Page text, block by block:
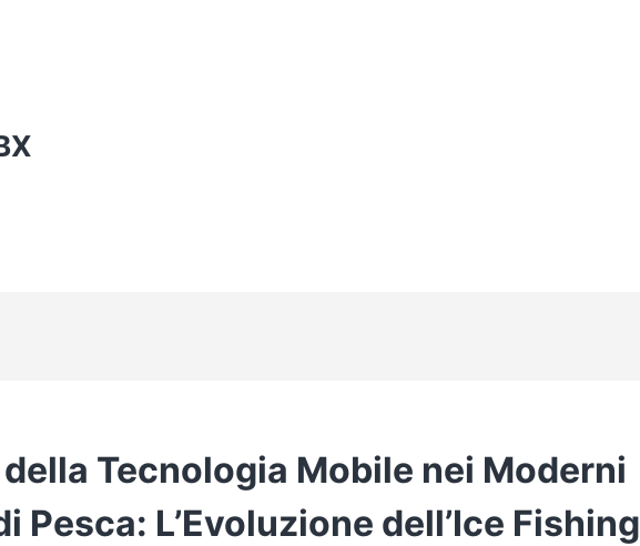
della Tecnologia Mobile nei Moderni
Pesca: L’Evoluzione dell’Ice Fishing